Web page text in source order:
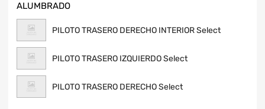
ALUMBRADO
PILOTO TRASERO DERECHO INTERIOR Select
PILOTO TRASERO IZQUIERDO Select
PILOTO TRASERO DERECHO Select